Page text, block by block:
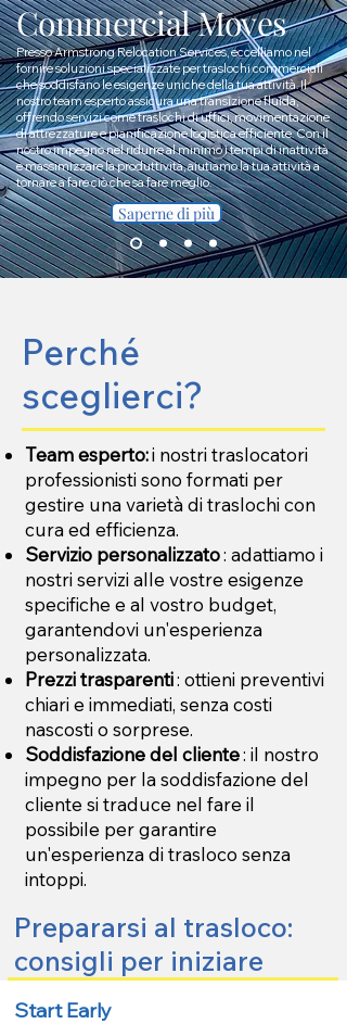
Commercial Moves
Presso Armstrong Relocation Services, eccelliamo nel
fornire soluzioni specializzate per traslochi commerciali
che soddisfano le esigenze uniche della tua attività. Il
nostro team esperto assicura una transizione fluida,
offrendo servizi come traslochi di uffici, movimentazione
di attrezzature e pianificazione logistica efficiente. Con il
nostro impegno nel ridurre al minimo i tempi di inattività
e massimizzare la produttività, aiutiamo la tua attività a
tornare a fare ciò che sa fare meglio.
Saperne di più
Perché
sceglierci?
Team esperto:i nostri traslocatori
professionisti sono formati per
gestire una varietà di traslochi con
cura ed efficienza.
Servizio personalizzato: adattiamo i
nostri servizi alle vostre esigenze
specifiche e al vostro budget,
garantendovi un'esperienza
personalizzata.
Prezzi trasparenti: ottieni preventivi
chiari e immediati, senza costi
nascosti o sorprese.
Soddisfazione del cliente: il nostro
impegno per la soddisfazione del
cliente si traduce nel fare il
possibile per garantire
un'esperienza di trasloco senza
intoppi.
Prepararsi al trasloco:
consigli per iniziare
Start Early